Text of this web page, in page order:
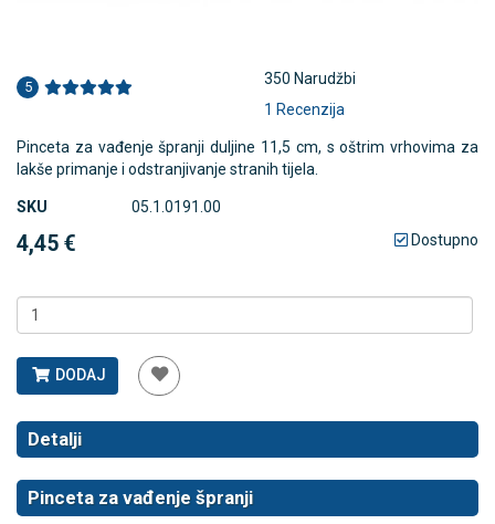
5
350 Narudžbi
1 Recenzija
Pinceta za vađenje špranji duljine 11,5 cm, s oštrim vrhovima za
lakše primanje i odstranjivanje stranih tijela.
SKU 05.1.0191.00
4,45 € Dostupno
DODAJ
Detalji
Pinceta za vađenje špranji